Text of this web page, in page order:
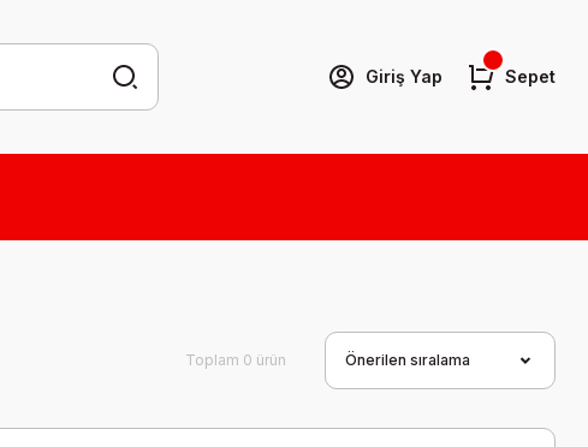
Giriş Yap Sepet
Toplam 0 ürün